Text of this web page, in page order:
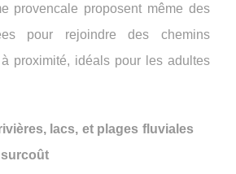
provencale proposent même des
pour rejoindre des chemins
proximité, idéals pour les adultes
lacs, et plages fluviales